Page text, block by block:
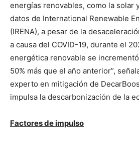
energías renovables, como la solar
datos de International Renewable
(IRENA), a pesar de la
a causa del COVID-19, durante el
energética renovable se
50% más que el año anterior”,
experto en mitigación de
impulsa la descarbonización de la
Factores de impulso